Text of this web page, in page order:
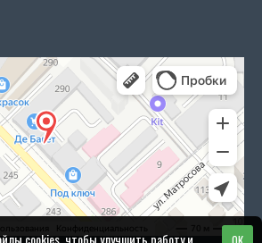
cookies, чтобы улучшить работу и